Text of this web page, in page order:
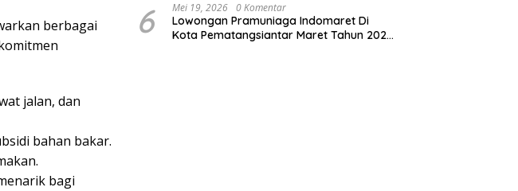
berbagai
jalan, dan
bahan bakar.
bagi
6 Mei 19, 2026 0 Komentar
Lowongan Pramuniaga Indomaret Di
Kota Pematangsiantar Maret Tahun 2025